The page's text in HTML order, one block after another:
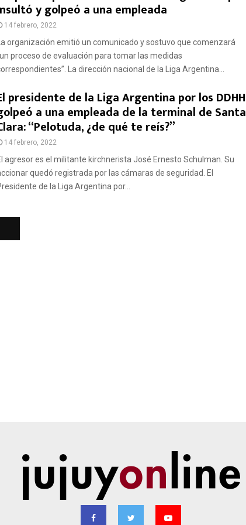
y golpeó a una empleada
14 febrero, 2022
organización emitió un comunicado y sostuvo que comenzará
proceso de evaluación para tomar las medidas
La dirección nacional de la Liga Argentina...
presidente de la Liga Argentina por los DDHH
a una empleada de la terminal de Santa
“Pelotuda, ¿de qué te reís?”
14 febrero, 2022
agresor es el militante kirchnerista José Ernesto Schulman. Su
quedó registrada por las cámaras de seguridad. El
de la Liga Argentina por...